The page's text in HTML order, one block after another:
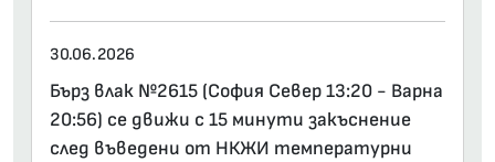
30.06.2026
Бърз влак №2615 (София Север 13:20 - Варна
20:56) се движи с 15 минути закъснение
след въведени от НКЖИ температурни